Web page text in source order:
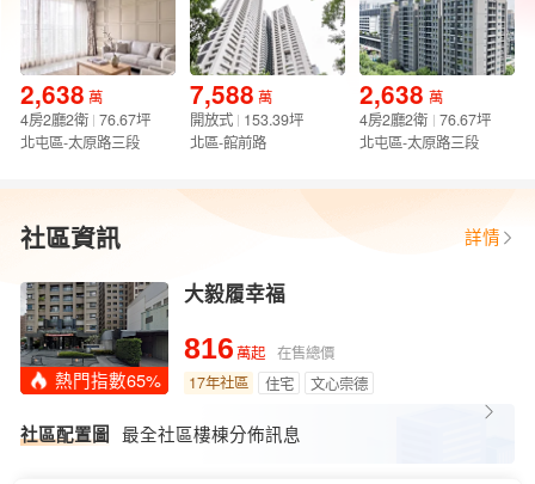
2,638 萬
4房2廳2衛 76.67坪
北屯區-太原路三段
7,588 萬
開放式 153.39坪
北區-館前路
2,638 萬
4房2廳2衛 76.67坪
北屯區-太原路三段
社區資訊 詳情
熱門指數65%
大毅履幸福
816 萬起
在售總價
17年社區
住宅 文心崇德
社區配置圖 最全社區樓棟分佈訊息